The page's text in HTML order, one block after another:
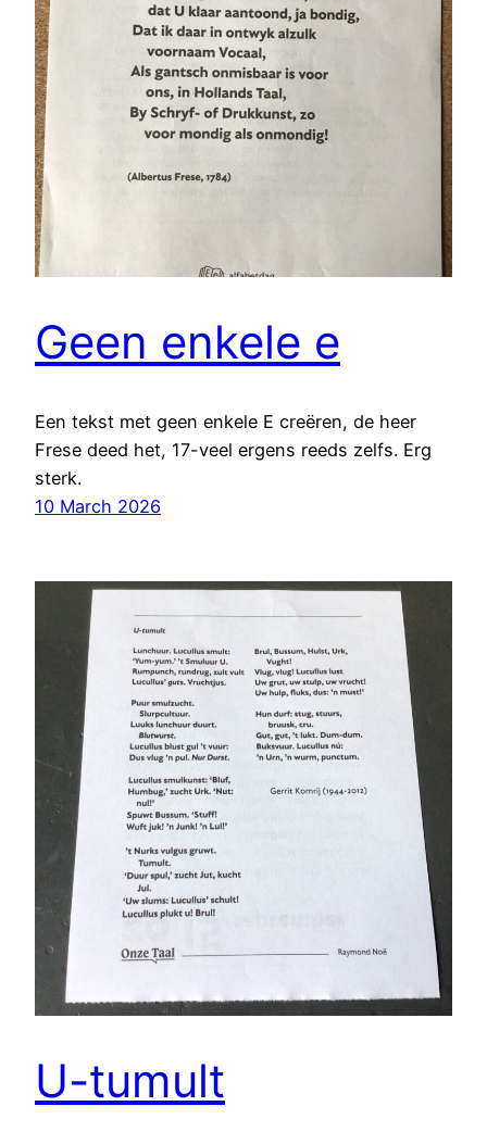
Geen enkele e
Een tekst met geen enkele E creëren, de heer
Frese deed het, 17-veel ergens reeds zelfs. Erg
sterk.
10 March 2026
U-tumult